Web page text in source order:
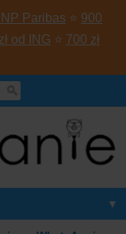
Paribas ⭐ 900
od ING ⭐ 700 zł
▼